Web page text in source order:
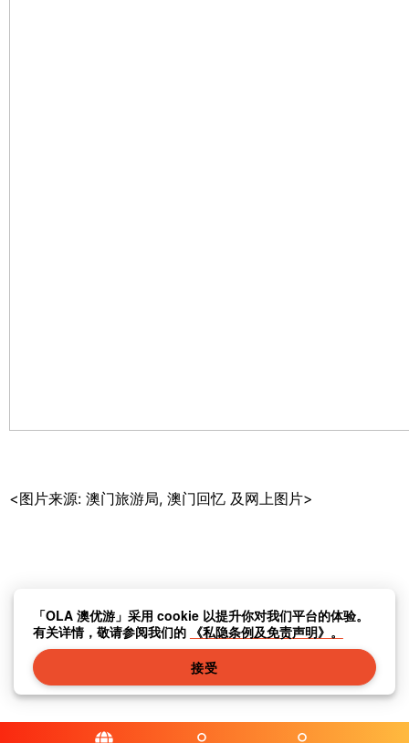
<图片来源: 澳门旅游局, 澳门回忆 及网上图片>
「OLA 澳优游」采用 cookie 以提升你对我们平台的体验。
有关详情，敬请参阅我们的 《私隐条例及免责声明》。
接受